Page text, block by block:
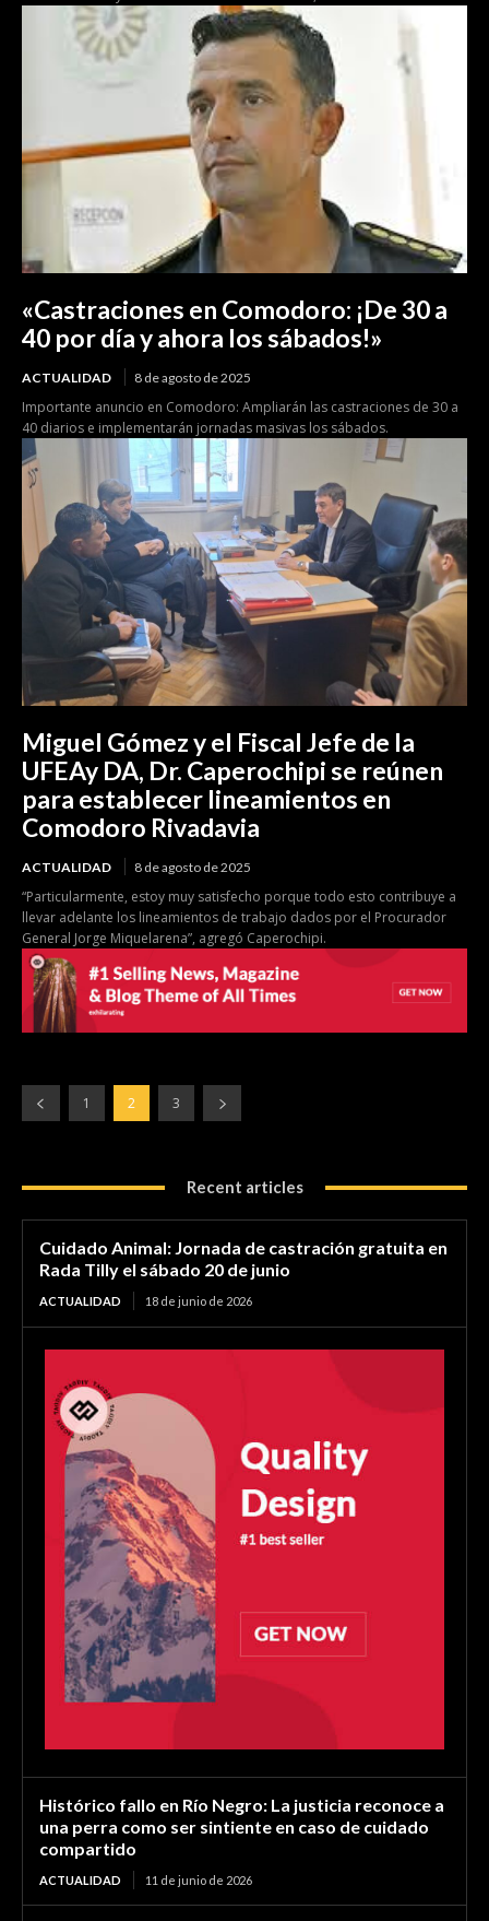
«Castraciones en Comodoro: ¡De 30 a
40 por día y ahora los sábados!»
ACTUALIDAD 8 de agosto de 2025
Importante anuncio en Comodoro: Ampliarán las castraciones de 30 a
40 diarios e implementarán jornadas masivas los sábados.
Miguel Gómez y el Fiscal Jefe de la
UFEAy DA, Dr. Caperochipi se reúnen
para establecer lineamientos en
Comodoro Rivadavia
ACTUALIDAD 8 de agosto de 2025
“Particularmente, estoy muy satisfecho porque todo esto contribuye a
llevar adelante los lineamientos de trabajo dados por el Procurador
General Jorge Miquelarena”, agregó Caperochipi.
1 2 3
Recent articles
Cuidado Animal: Jornada de castración gratuita en
Rada Tilly el sábado 20 de junio
ACTUALIDAD 18 de junio de 2026
Histórico fallo en Río Negro: La justicia reconoce a
una perra como ser sintiente en caso de cuidado
compartido
ACTUALIDAD 11 de junio de 2026